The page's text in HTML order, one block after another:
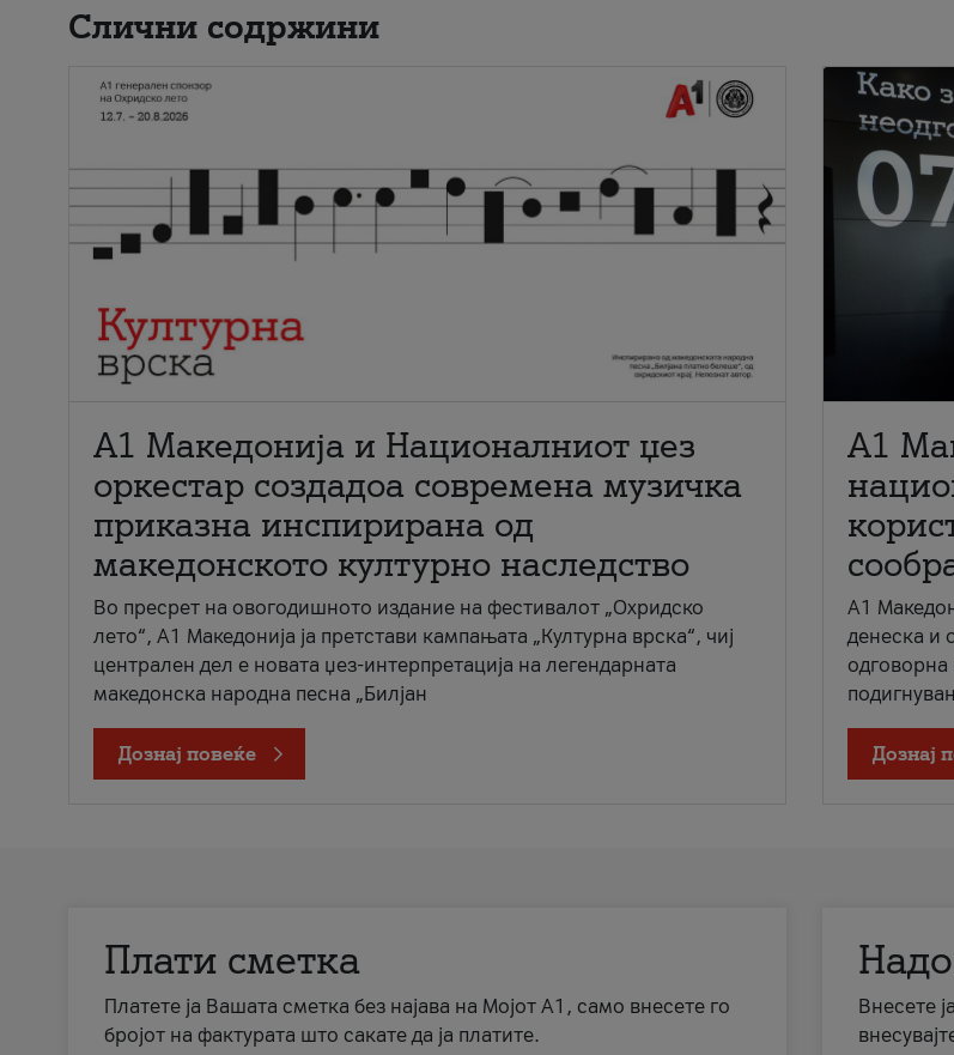
Слични содржини
А1 Македонија и Националниот џез
оркестар создадоа современа музичка
приказна инспирирана од
македонското културно наследство
Во пресрет на овогодишното издание на фестивалот „Охридско
лето“, А1 Македонија ја претстави кампањата „Културна врска“, чиј
централен дел е новата џез-интерпретација на легендарната
македонска народна песна „Билјан
Дознај повеќе
A1
A1
денеска и
одговорна
Дознај
Плати сметка
Платете ја Вашата сметка без најава на Мојот А1, само внесете го
бројот на фактурата што сакате да ја платите.
Внесете